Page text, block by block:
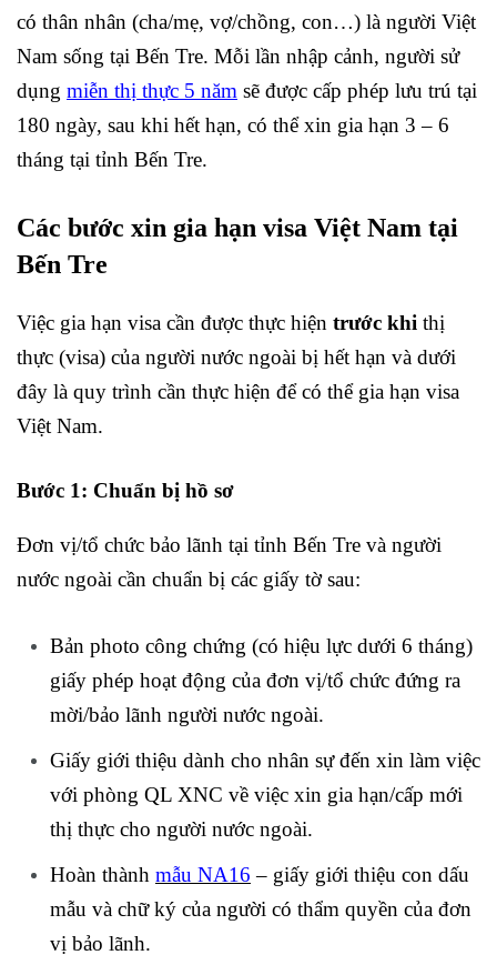
có thân nhân (cha/mẹ, vợ/chồng, con…) là người Việt
Nam sống tại Bến Tre. Mỗi lần nhập cảnh, người sử
dụng miễn thị thực 5 năm sẽ được cấp phép lưu trú tại
180 ngày, sau khi hết hạn, có thể xin gia hạn 3 – 6
tháng tại tỉnh Bến Tre.
Các bước xin gia hạn visa Việt Nam tại
Bến Tre
Việc gia hạn visa cần được thực hiện trước khi thị
thực (visa) của người nước ngoài bị hết hạn và dưới
đây là quy trình cần thực hiện để có thể gia hạn visa
Việt Nam.
Bước 1: Chuẩn bị hồ sơ
Đơn vị/tổ chức bảo lãnh tại tỉnh Bến Tre và người
nước ngoài cần chuẩn bị các giấy tờ sau:
Bản photo công chứng (có hiệu lực dưới 6 tháng)
giấy phép hoạt động của đơn vị/tổ chức đứng ra
mời/bảo lãnh người nước ngoài.
Giấy giới thiệu dành cho nhân sự đến xin làm việc
với phòng QL XNC về việc xin gia hạn/cấp mới
thị thực cho người nước ngoài.
Hoàn thành mẫu NA16 – giấy giới thiệu con dấu
mẫu và chữ ký của người có thẩm quyền của đơn
vị bảo lãnh.